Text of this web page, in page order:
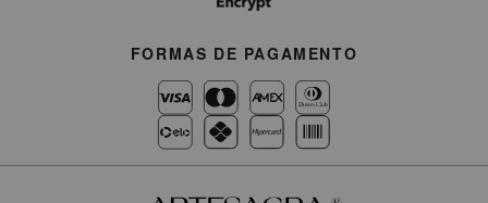
FORMAS DE PAGAMENTO